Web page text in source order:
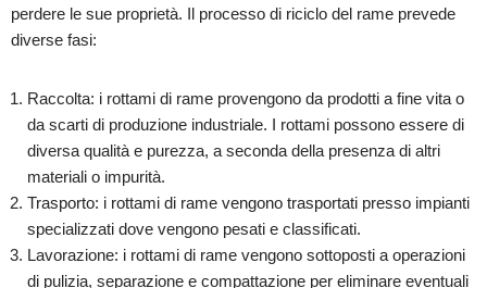
perdere le sue proprietà. Il processo di riciclo del rame prevede
diverse fasi:
Raccolta: i rottami di rame provengono da prodotti a fine vita o
da scarti di produzione industriale. I rottami possono essere di
diversa qualità e purezza, a seconda della presenza di altri
materiali o impurità.
Trasporto: i rottami di rame vengono trasportati presso impianti
specializzati dove vengono pesati e classificati.
Lavorazione: i rottami di rame vengono sottoposti a operazioni
di pulizia, separazione e compattazione per eliminare eventuali